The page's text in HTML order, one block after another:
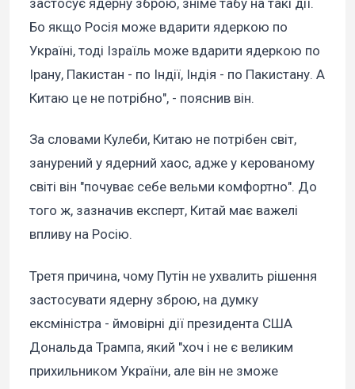
застосує ядерну зброю, зніме табу на такі дії.
Бо якщо Росія може вдарити ядеркою по
Україні, тоді Ізраїль може вдарити ядеркою по
Ірану, Пакистан - по Індії, Індія - по Пакистану. А
Китаю це не потрібно", - пояснив він.
За словами Кулеби, Китаю не потрібен світ,
занурений у ядерний хаос, адже у керованому
світі він "почуває себе вельми комфортно". До
того ж, зазначив експерт, Китай має важелі
впливу на Росію.
Третя причина, чому Путін не ухвалить рішення
застосувати ядерну зброю, на думку
ексміністра - ймовірні дії президента США
Дональда Трампа, який "хоч і не є великим
прихильником України, але він не зможе